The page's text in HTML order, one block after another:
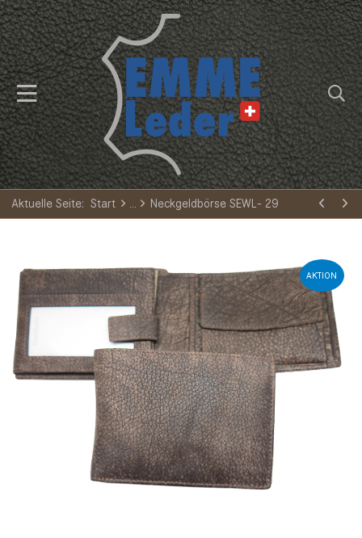
Aktuelle Seite: Start Neckgeldbörse SEWL- 29
AKTION